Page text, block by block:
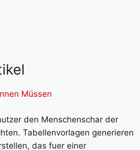
Müssen
den Menschenschar der
Tabellenvorlagen generieren
das fuer einer